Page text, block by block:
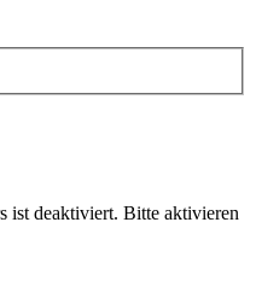
ist deaktiviert. Bitte aktivieren